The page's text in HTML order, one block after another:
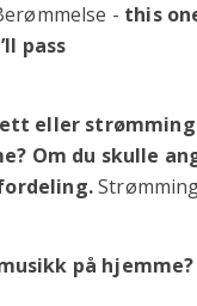
- this
pass
eller
Om du skulle
på hjemme?